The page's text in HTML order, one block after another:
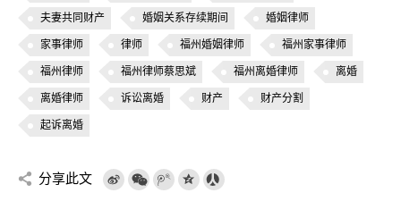
夫妻共同财产 婚姻关系存续期间 婚姻律师
家事律师 律师 福州婚姻律师 福州家事律师
福州律师 福州律师蔡思斌 福州离婚律师 离婚
离婚律师 诉讼离婚 财产 财产分割
起诉离婚
分享此文